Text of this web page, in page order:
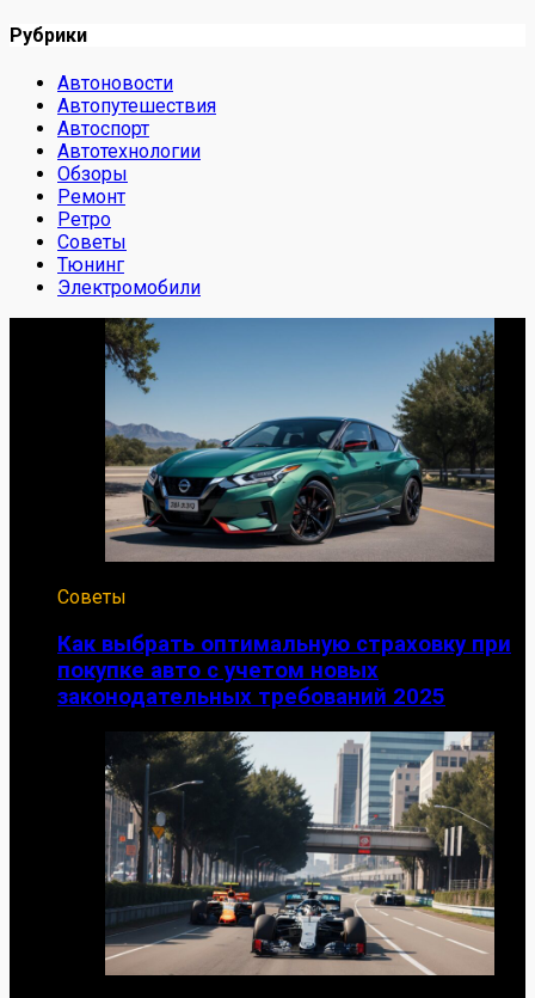
Рубрики
Автоновости
Автопутешествия
Автоспорт
Автотехнологии
Обзоры
Ремонт
Ретро
Советы
Тюнинг
Электромобили
Советы
Как выбрать оптимальную страховку при
покупке авто с учетом новых
законодательных требований 2025